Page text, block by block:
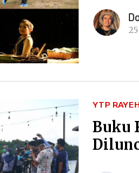
YTP RAYEH
Buku